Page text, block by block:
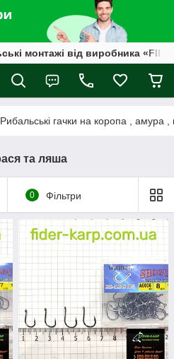
монтажі від виробника
Рибальські гачки на коропа , амура
та ляша
0 Фільтри